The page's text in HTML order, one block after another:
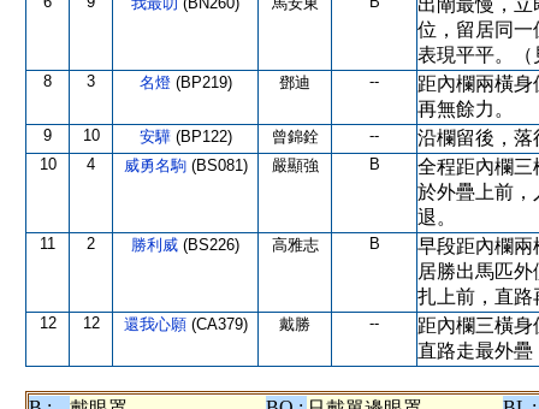
出閘最慢，
位，留居同一
表現平平。（
8 3 名燈 (BP219) 鄧迪 --
距內欄兩橫
再無餘力。
9 10 安驊 (BP122) 曾錦銓 -- 沿欄留後，落
10 4 威勇名駒 (BS081) 嚴顯強 B
全程距內欄三
於外疊上前，
退。
11 2 勝利威 (BS226) 高雅志 B
早段距內欄兩
居勝出馬匹
扎上前，直路
12 12 還我心願 (CA379) 戴勝 --
距內欄三橫
直路走最外疊